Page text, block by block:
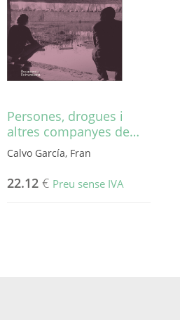
poden
triar
la
pàgina
del
Persones, drogues i
altres companyes de…
Calvo García, Fran
22.12 € Preu sense IVA